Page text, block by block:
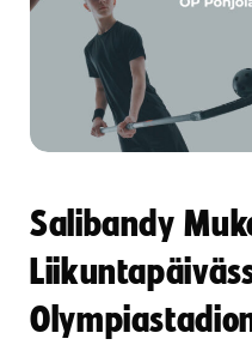
Salibandy